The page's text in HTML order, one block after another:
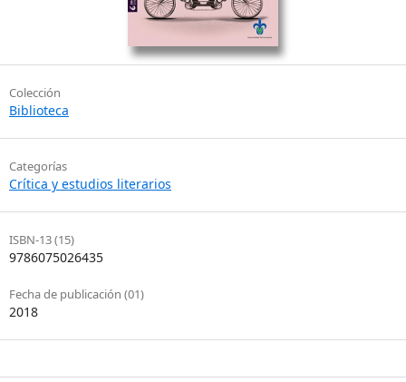
Colección
Biblioteca
Categorías
Crítica y estudios literarios
ISBN-13 (15)
9786075026435
Fecha de publicación (01)
2018